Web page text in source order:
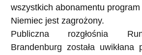
wszystkich abonamentu
Niemiec jest zagrożony.
Publiczna rozgłośnia
Brandenburg została uwikłana